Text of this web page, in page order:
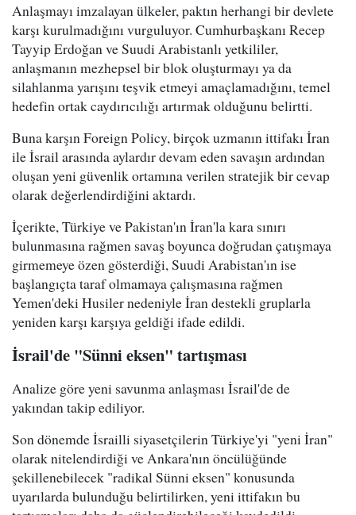
Anlaşmayı imzalayan ülkeler, paktın herhangi bir devlete
karşı kurulmadığını vurguluyor. Cumhurbaşkanı Recep
Tayyip Erdoğan ve Suudi Arabistanlı yetkililer,
anlaşmanın mezhepsel bir blok oluşturmayı ya da
silahlanma yarışını teşvik etmeyi amaçlamadığını, temel
hedefin ortak caydırıcılığı artırmak olduğunu belirtti.
Buna karşın Foreign Policy, birçok uzmanın ittifakı İran
ile İsrail arasında aylardır devam eden savaşın ardından
oluşan yeni güvenlik ortamına verilen stratejik bir cevap
olarak değerlendirdiğini aktardı.
İçerikte, Türkiye ve Pakistan'ın İran'la kara sınırı
bulunmasına rağmen savaş boyunca doğrudan çatışmaya
girmemeye özen gösterdiği, Suudi Arabistan'ın ise
başlangıçta taraf olmamaya çalışmasına rağmen
Yemen'deki Husiler nedeniyle İran destekli gruplarla
yeniden karşı karşıya geldiği ifade edildi.
İsrail'de "Sünni eksen" tartışması
Analize göre yeni savunma anlaşması İsrail'de de
yakından takip ediliyor.
Son dönemde İsrailli siyasetçilerin Türkiye'yi "yeni İran"
olarak nitelendirdiği ve Ankara'nın öncülüğünde
şekillenebilecek "radikal Sünni eksen" konusunda
uyarılarda bulunduğu belirtilirken, yeni ittifakın bu